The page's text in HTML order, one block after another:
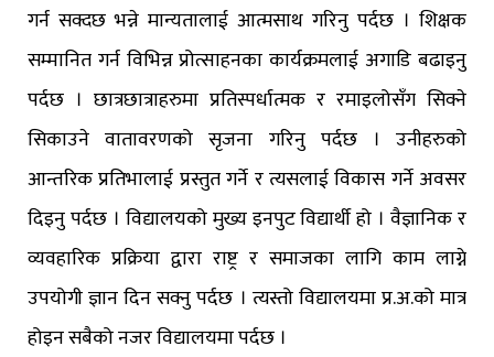
गर्न सक्दछ भन्ने मान्यतालाई आत्मसाथ गरिनु पर्दछ । शिक्षक
सम्मानित गर्न विभिन्न प्रोत्साहनका कार्यक्रमलाई अगाडि बढाइनु
पर्दछ । छात्रछात्राहरुमा प्रतिस्पर्धात्मक र रमाइलोसँग सिक्ने
सिकाउने वातावरणको सृजना गरिनु पर्दछ । उनीहरुको
आन्तरिक प्रतिभालाई प्रस्तुत गर्ने र त्यसलाई विकास गर्ने अवसर
दिइनु पर्दछ । विद्यालयको मुख्य इनपुट विद्यार्थी हो । वैज्ञानिक र
व्यवहारिक प्रक्रिया द्वारा राष्ट्र र समाजका लागि काम लाग्ने
उपयोगी ज्ञान दिन सक्नु पर्दछ । त्यस्तो विद्यालयमा प्र.अ.को मात्र
होइन सबैको नजर विद्यालयमा पर्दछ ।